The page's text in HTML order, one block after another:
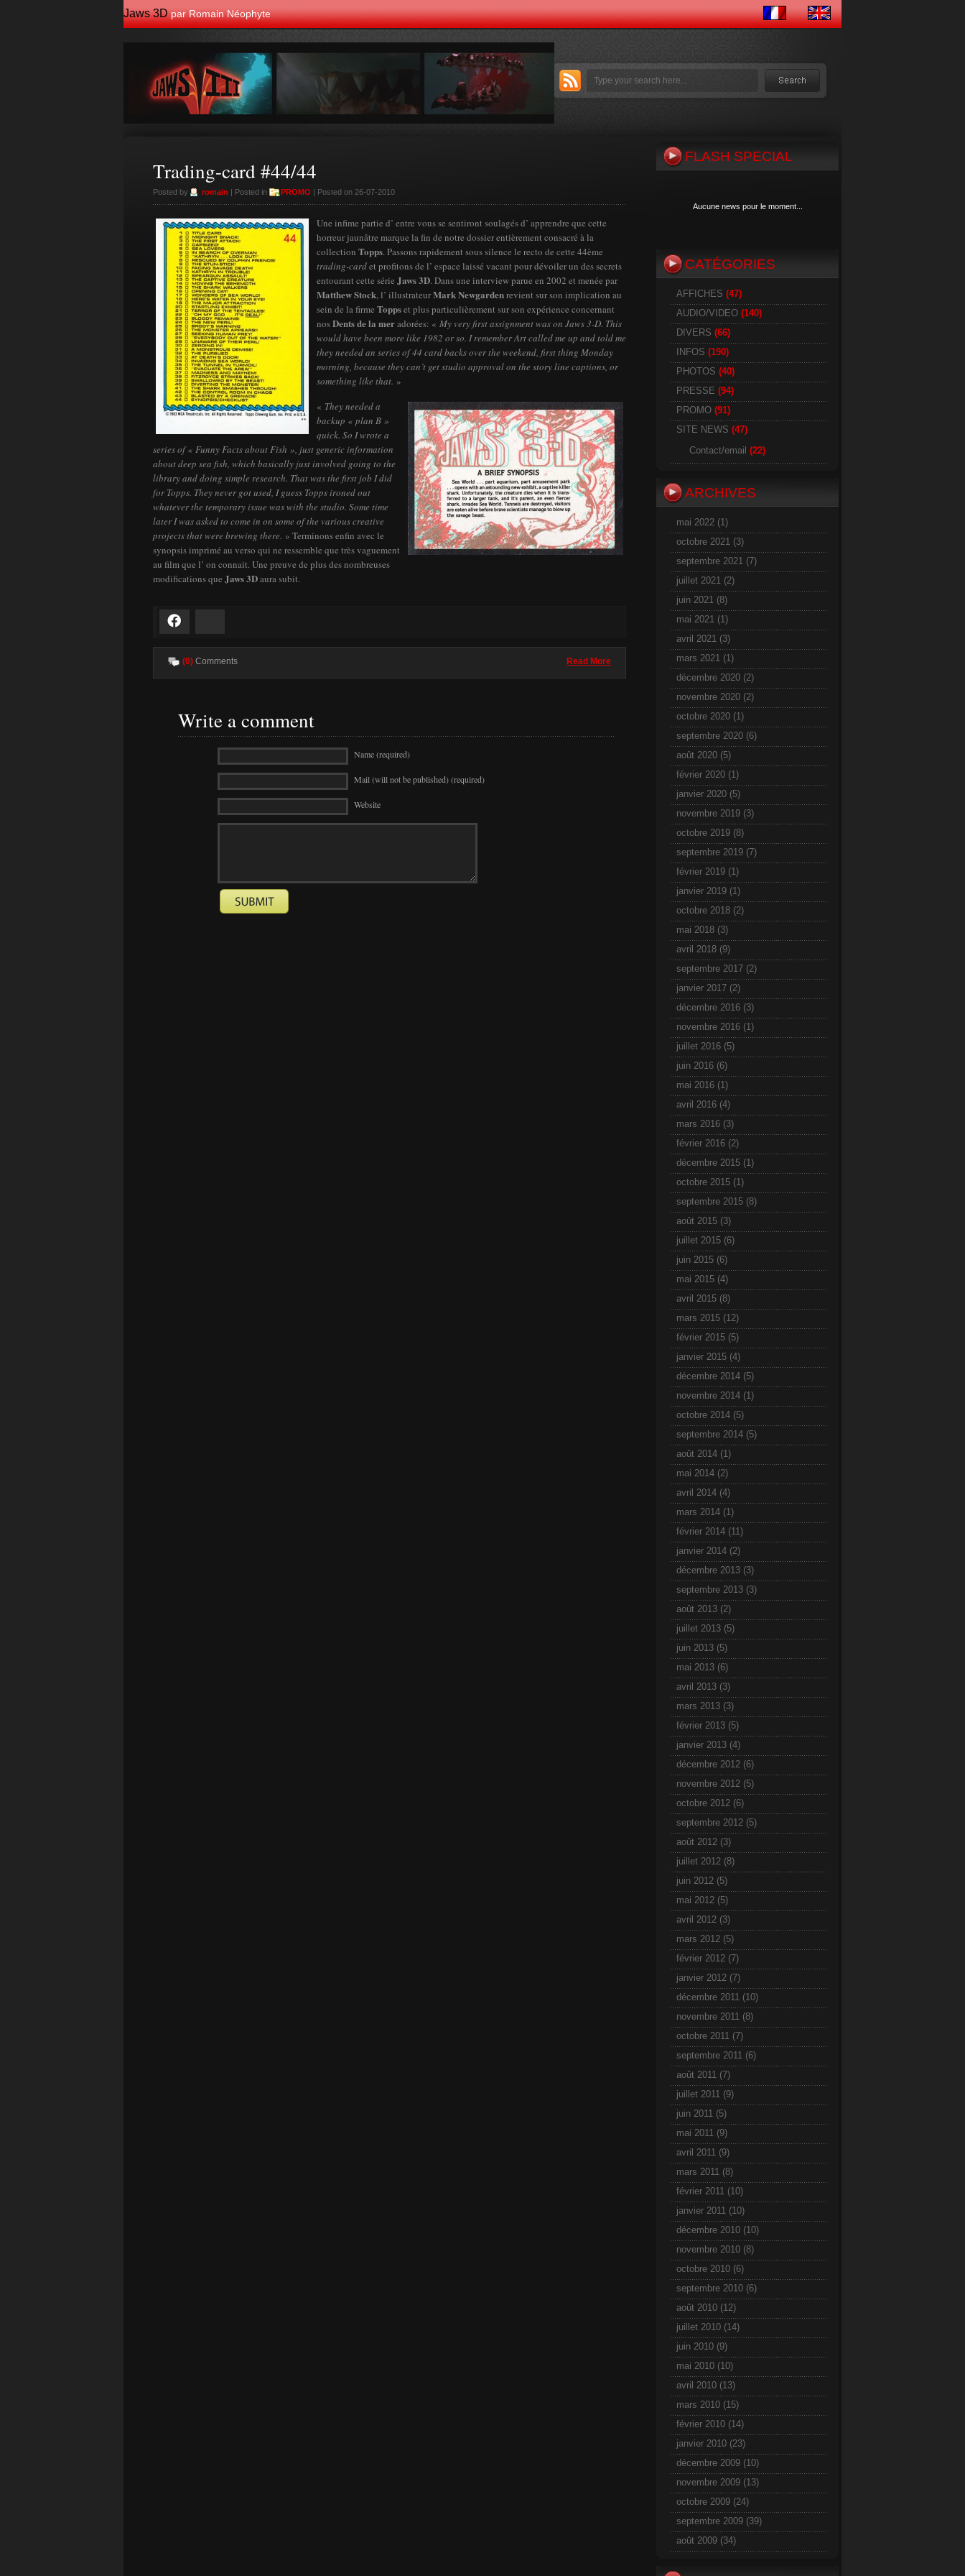
Jaws 3D par Romain Néophyte
Trading-card #44/44
Posted by romain | Posted in PROMO | Posted on 26-07-2010
Une infime partie d’ entre vous se sentiront soulagés d’ apprendre que cette
horreur jaunâtre marque la fin de notre dossier entièrement consacré à la
collection Topps. Passons rapidement sous silence le recto de cette 44ème
trading-cardet profitons de l’ espace laissé vacant pour dévoiler un des secrets
entourant cette série Jaws 3D. Dans une interview parue en 2002 et menée par
Matthew Stock, l’ illustrateurMark Newgardenrevient sur son implication au
sein de la firme Toppset plus particulièrement sur son expérience concernant
nosDents de la meradorées: « My very first assignment was on Jaws 3-D. This
would have been more like 1982 or so. I remember Art called me up and told me
they needed an series of 44 card backs over the weekend, first thing Monday
morning, because they can’t get studio approval on the story line captions, or
something like that. »
« They needed a
backup « plan B »
quick. So I wrote a
series of « Funny Facts about Fish », just generic information
about deep sea fish, which basically just involved going to the
library and doing simple research. That was the first job I did
for Topps. They never got used, I guess Topps ironed out
whatever the temporary issue was with the studio. Some time
later I was asked to come in on some of the various creative
projects that were brewing there. » Terminons enfin avec le
synopsis imprimé au verso qui ne ressemble que très vaguement
au film que l’ on connait. Une preuve de plus des nombreuses
modifications que Jaws 3Daura subit.
(0) Comments Read More
Write a comment
Name (required)
Mail (will not be published) (required)
Website
FLASH SPECIAL
Aucune news pour le moment...
Aucune news pour le moment...
CATÉGORIES
AFFICHES (47)
AUDIO/VIDEO (140)
DIVERS (66)
INFOS (190)
PHOTOS (40)
PRESSE (94)
PROMO (91)
SITE NEWS (47)
Contact/email (22)
ARCHIVES
mai 2022 (1)
octobre 2021 (3)
septembre 2021 (7)
juillet 2021 (2)
juin 2021 (8)
mai 2021 (1)
avril 2021 (3)
mars 2021 (1)
décembre 2020 (2)
novembre 2020 (2)
octobre 2020 (1)
septembre 2020 (6)
août 2020 (5)
février 2020 (1)
janvier 2020 (5)
novembre 2019 (3)
octobre 2019 (8)
septembre 2019 (7)
février 2019 (1)
janvier 2019 (1)
octobre 2018 (2)
mai 2018 (3)
avril 2018 (9)
septembre 2017 (2)
janvier 2017 (2)
décembre 2016 (3)
novembre 2016 (1)
juillet 2016 (5)
juin 2016 (6)
mai 2016 (1)
avril 2016 (4)
mars 2016 (3)
février 2016 (2)
décembre 2015 (1)
octobre 2015 (1)
septembre 2015 (8)
août 2015 (3)
juillet 2015 (6)
juin 2015 (6)
mai 2015 (4)
avril 2015 (8)
mars 2015 (12)
février 2015 (5)
janvier 2015 (4)
décembre 2014 (5)
novembre 2014 (1)
octobre 2014 (5)
septembre 2014 (5)
août 2014 (1)
mai 2014 (2)
avril 2014 (4)
mars 2014 (1)
février 2014 (11)
janvier 2014 (2)
décembre 2013 (3)
septembre 2013 (3)
août 2013 (2)
juillet 2013 (5)
juin 2013 (5)
mai 2013 (6)
avril 2013 (3)
mars 2013 (3)
février 2013 (5)
janvier 2013 (4)
décembre 2012 (6)
novembre 2012 (5)
octobre 2012 (6)
septembre 2012 (5)
août 2012 (3)
juillet 2012 (8)
juin 2012 (5)
mai 2012 (5)
avril 2012 (3)
mars 2012 (5)
février 2012 (7)
janvier 2012 (7)
décembre 2011 (10)
novembre 2011 (8)
octobre 2011 (7)
septembre 2011 (6)
août 2011 (7)
juillet 2011 (9)
juin 2011 (5)
mai 2011 (9)
avril 2011 (9)
mars 2011 (8)
février 2011 (10)
janvier 2011 (10)
décembre 2010 (10)
novembre 2010 (8)
octobre 2010 (6)
septembre 2010 (6)
août 2010 (12)
juillet 2010 (14)
juin 2010 (9)
mai 2010 (10)
avril 2010 (13)
mars 2010 (15)
février 2010 (14)
janvier 2010 (23)
décembre 2009 (10)
novembre 2009 (13)
octobre 2009 (24)
septembre 2009 (39)
août 2009 (34)